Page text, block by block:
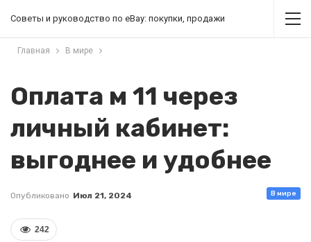
Советы и руководство по eBay: покупки, продажи
Главная В мире
Оплата м 11 через
личный кабинет:
выгоднее и удобнее
В мире
Опубликовано Июл 21, 2024
242